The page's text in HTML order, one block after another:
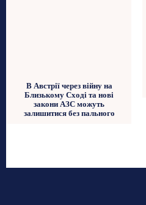
В Австрії через війну на
Близькому Сході та нові
закони АЗС можуть
залишитися без пального